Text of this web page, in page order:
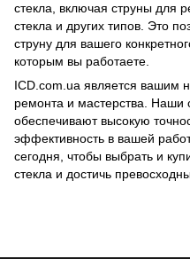
стекла, включая струны для
стекла и других типов. Это
струну для вашего
которым вы работаете.
ICD.com.ua является вашим
ремонта и мастерства. Наши
обеспечивают высокую
эффективность в вашей
сегодня, чтобы выбрать и
стекла и достичь